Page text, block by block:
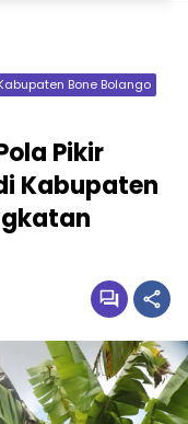
Bone Bolango
Pikir
Kabupaten